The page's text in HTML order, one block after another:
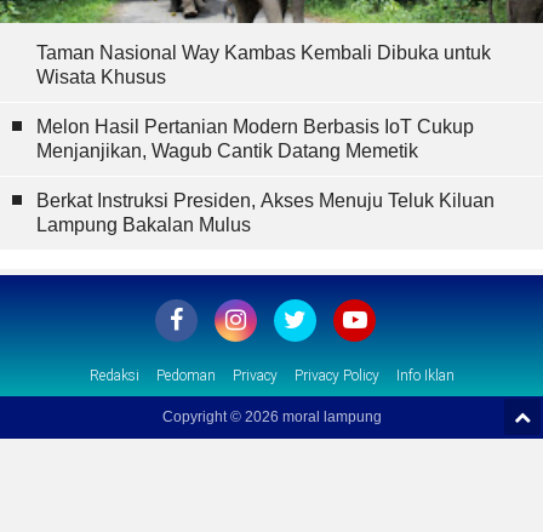
Taman Nasional Way Kambas Kembali Dibuka untuk
Wisata Khusus
Melon Hasil Pertanian Modern Berbasis IoT Cukup
Menjanjikan, Wagub Cantik Datang Memetik
Berkat Instruksi Presiden, Akses Menuju Teluk Kiluan
Lampung Bakalan Mulus
Redaksi Pedoman Privacy Privacy Policy Info Iklan
Copyright © 2026 moral lampung